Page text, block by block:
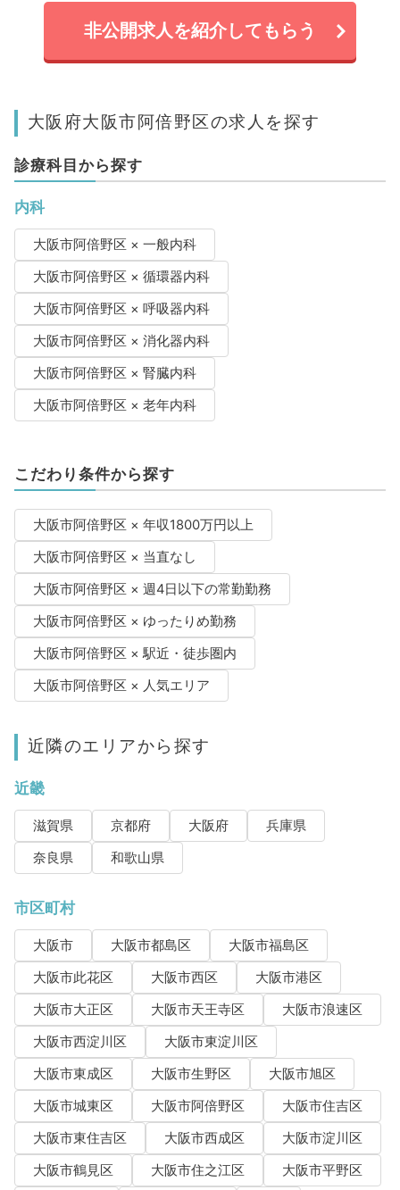
非公開求人を紹介してもらう
大阪府大阪市阿倍野区の求人を探す
診療科目から探す
内科
大阪市阿倍野区 × 一般内科
大阪市阿倍野区 × 循環器内科
大阪市阿倍野区 × 呼吸器内科
大阪市阿倍野区 × 消化器内科
大阪市阿倍野区 × 腎臓内科
大阪市阿倍野区 × 老年内科
こだわり条件から探す
大阪市阿倍野区 × 年収1800万円以上
大阪市阿倍野区 × 当直なし
大阪市阿倍野区 × 週4日以下の常勤勤務
大阪市阿倍野区 × ゆったりめ勤務
大阪市阿倍野区 × 駅近・徒歩圏内
大阪市阿倍野区 × 人気エリア
近隣のエリアから探す
近畿
滋賀県 京都府 大阪府
兵庫県
奈良県
和歌山県
市区町村
大阪市 大阪市都島区
大阪市福島区
大阪市此花区
大阪市西区
大阪市港区
大阪市大正区
大阪市天王寺区
大阪市浪速区
大阪市西淀川区
大阪市東淀川区
大阪市東成区
大阪市生野区
大阪市旭区
大阪市城東区
大阪市阿倍野区
大阪市住吉区
大阪市東住吉区
大阪市西成区
大阪市淀川区
大阪市鶴見区
大阪市住之江区
大阪市平野区